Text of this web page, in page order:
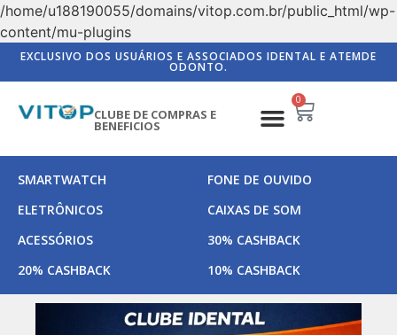
/home/u188190055/domains/vitop.com.br/public_html/wp-
content/mu-plugins
EXCLUSIVO DOS USUÁRIOS E ASSOCIADOS IDENTAL E ATEMDE
ODONTO.
CLUBE DE COMPRAS E
BENEFICIOS
0
SMARTWATCH
FONE DE OUVIDO
ELETRÔNICOS
CAIXAS DE SOM
ACESSÓRIOS
30% CASHBACK
20% CASHBACK
10% CASHBACK